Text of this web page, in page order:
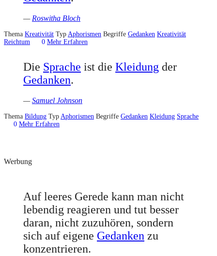
— Roswitha Bloch
Thema Kreativität Typ Aphorismen Begriffe Gedanken Kreativität
Reichtum
0 Mehr Erfahren
Die Sprache ist die Kleidung der
Gedanken.
—Samuel Johnson
Thema Bildung Typ Aphorismen Begriffe Gedanken Kleidung Sprache
0 Mehr Erfahren
Werbung
Auf leeres Gerede kann man nicht
lebendig reagieren und tut besser
daran, nicht zuzuhören, sondern
sich auf eigene Gedanken zu
konzentrieren.